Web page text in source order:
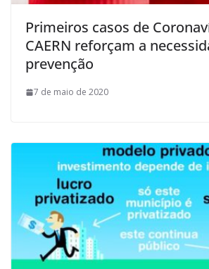
Primeiros casos de
CAERN reforçam a
prevenção
7 de maio de 2020